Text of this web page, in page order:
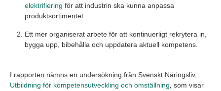
elektrifiering för att industrin ska kunna anpassa
produktsortimentet.
Ett mer organiserat arbete för att kontinuerligt rekrytera in,
bygga upp, bibehålla och uppdatera aktuell kompetens.
I rapporten nämns en undersökning från Svenskt Näringsliv,
Utbildning för kompetensutveckling och omställning, som visar